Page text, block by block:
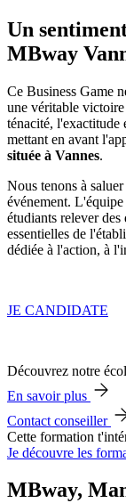
Un
MBway
Ce Business Game
une véritable
ténacité, l'exactitude
mettant en avant
située à Vannes.
Nous tenons à
événement.
étudiants relever
essentielles de
dédiée à l'action, à
JE CANDIDATE
Découvrez notre
En savoir plus
Contact conseiller
Cette formation
Je découvre les
MBway,